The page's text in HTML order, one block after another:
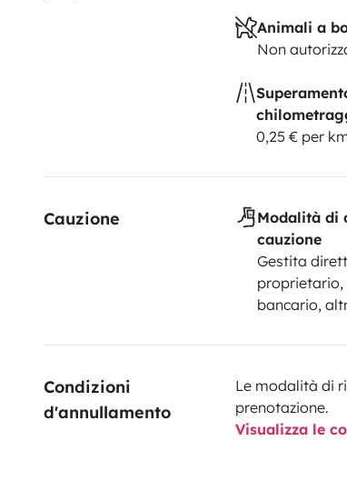
Animali a
Non
0,25 € per
Cauzione
Modalità di
cauzione
Gestita
bancario,
Condizioni
d'annullamento
Le modalità di
prenotazione.
Visualizza le